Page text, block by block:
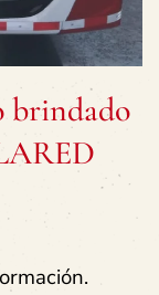
brindado